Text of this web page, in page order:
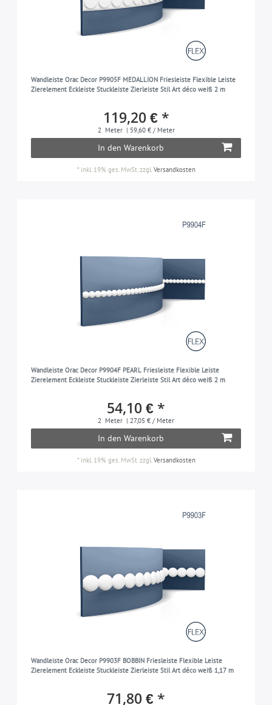
Wandleiste Orac Decor P9905F MEDALLION Friesleiste Flexible Leiste
Zierelement Eckleiste Stuckleiste Zierleiste Stil Art déco weiß 2 m
119,20 € *
2 Meter | 59,60 € / Meter
In den Warenkorb
* inkl. 19% ges. MwSt. zzgl. Versandkosten
Wandleiste Orac Decor P9904F PEARL Friesleiste Flexible Leiste
Zierelement Eckleiste Stuckleiste Zierleiste Stil Art déco weiß 2 m
54,10 € *
2 Meter | 27,05 € / Meter
In den Warenkorb
* inkl. 19% ges. MwSt.zzgl.Versandkosten
Wandleiste Orac Decor P9903F BOBBIN Friesleiste Flexible Leiste
Zierelement Eckleiste Stuckleiste Zierleiste Stil Art déco weiß 1,17 m
71,80 € *